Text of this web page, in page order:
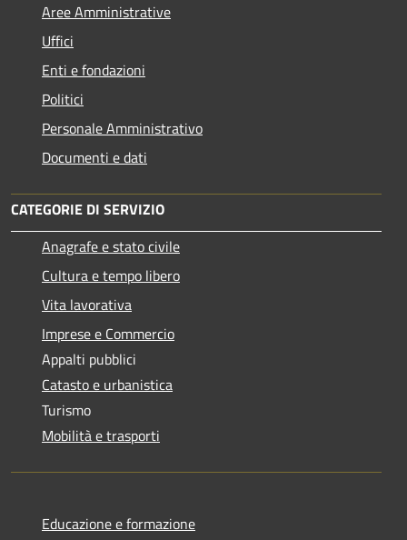
Aree Amministrative
Uffici
Enti e fondazioni
Politici
Personale Amministrativo
Documenti e dati
CATEGORIE DI SERVIZIO
Anagrafe e stato civile
Cultura e tempo libero
Vita lavorativa
Imprese e Commercio
Appalti pubblici
Catasto e urbanistica
Turismo
Mobilità e trasporti
Educazione e formazione